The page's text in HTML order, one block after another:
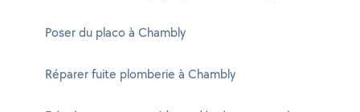
Poser du placo à Chambly
Réparer fuite plomberie à Chambly